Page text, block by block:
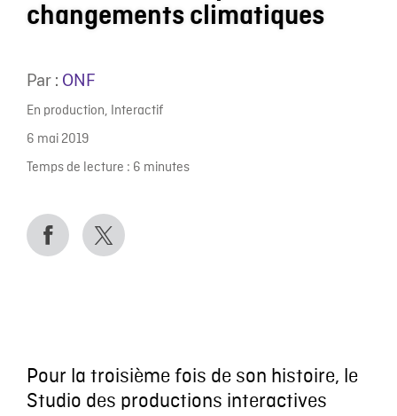
changements climatiques
Par : ONF
En production, Interactif
6 mai 2019
Temps de lecture : 6 minutes
Pour la troisième fois de son histoire, le
Studio des productions interactives